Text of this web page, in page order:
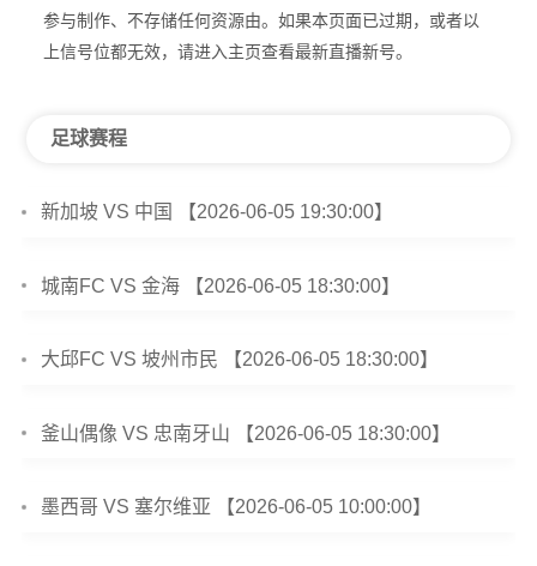
参与制作、不存储任何资源由。如果本页面已过期，或者以
上信号位都无效，请进入主页查看最新直播新号。
足球赛程
新加坡 VS 中国 【2026-06-05 19:30:00】
城南FC VS 金海 【2026-06-05 18:30:00】
大邱FC VS 坡州市民 【2026-06-05 18:30:00】
釜山偶像 VS 忠南牙山 【2026-06-05 18:30:00】
墨西哥 VS 塞尔维亚 【2026-06-05 10:00:00】